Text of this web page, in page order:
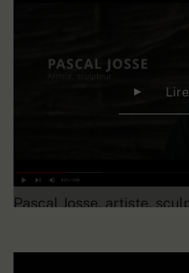
Pascal Josse, artiste,